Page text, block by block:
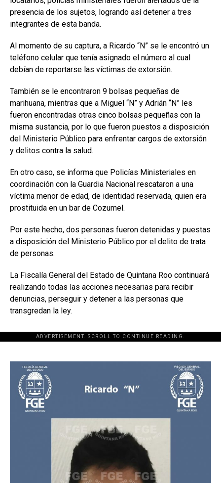
presencia de los sujetos, logrando así detener a tres
integrantes de esta banda.
Al momento de su captura, a Ricardo “N” se le encontró un
teléfono celular que tenía asignado el número al cual
debían de reportarse las víctimas de extorsión.
También se le encontraron 9 bolsas pequeñas de
marihuana, mientras que a Miguel “N” y Adrián “N” les
fueron encontradas otras cinco bolsas pequeñas con la
misma sustancia, por lo que fueron puestos a disposición
del Ministerio Público para enfrentar cargos de extorsión
y delitos contra la salud.
En otro caso, se informa que Policías Ministeriales en
coordinación con la Guardia Nacional rescataron a una
víctima menor de edad, de identidad reservada, quien era
prostituida en un bar de Cozumel.
Por este hecho, dos personas fueron detenidas y puestas
a disposición del Ministerio Público por el delito de trata
de personas.
La Fiscalía General del Estado de Quintana Roo continuará
realizando todas las acciones necesarias para recibir
denuncias, perseguir y detener a las personas que
transgredan la ley.
ADVERTISEMENT. SCROLL TO CONTINUE READING.
[adsforwp id="243463"]